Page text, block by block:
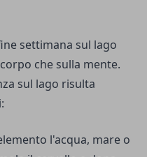
settimana sul lago
che sulla mente.
sul lago risulta
l'acqua, mare o